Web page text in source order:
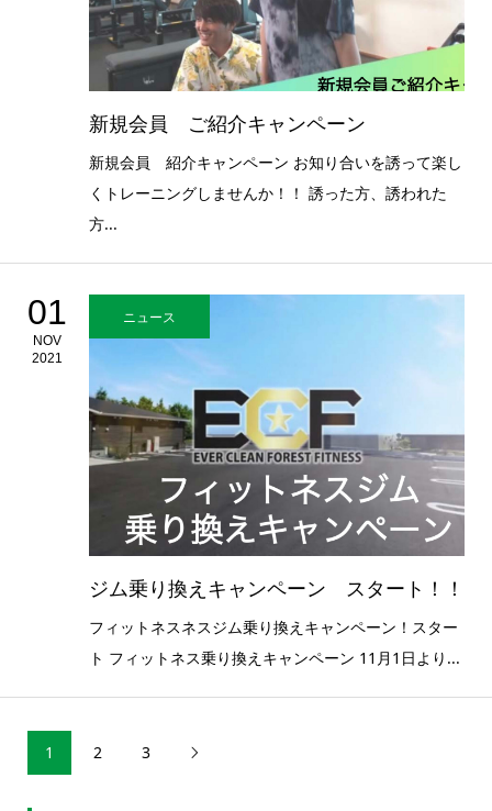
新規会員 ご紹介キャンペーン
新規会員 紹介キャンペーン お知り合いを誘って楽し
くトレーニングしませんか！！ 誘った方、誘われた
方...
01
NOV
2021
ニュース
ジム乗り換えキャンペーン スタート！！
フィットネスネスジム乗り換えキャンペーン！スター
ト フィットネス乗り換えキャンペーン 11月1日より...
1 2 3 